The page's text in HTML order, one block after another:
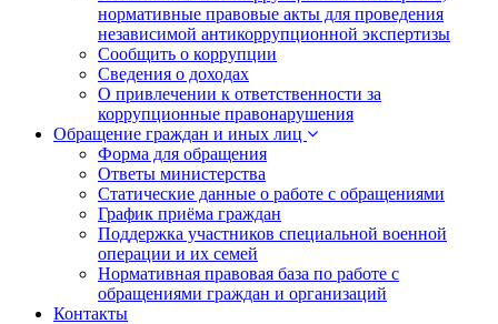
нормативные правовые акты для проведения
независимой антикоррупционной экспертизы
Сообщить о коррупции
Сведения о доходах
О привлечении к ответственности за
коррупционные правонарушения
Обращение граждан и иных лиц
Форма для обращения
Ответы министерства
Статические данные о работе с обращениями
График приёма граждан
Поддержка участников специальной военной
операции и их семей
Нормативная правовая база по работе с
обращениями граждан и организаций
Контакты